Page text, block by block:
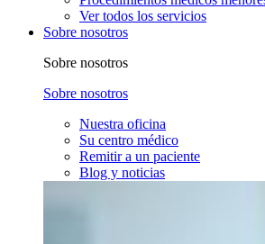
Ver todos los servicios
Sobre nosotros
Sobre nosotros
Sobre nosotros
Nuestra oficina
Su centro médico
Remitir a un paciente
Blog y noticias